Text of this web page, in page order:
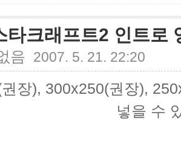
타크래프트2 인트로
음 2007. 5. 21. 22:20
장), 300x250(권장),
넣을 수